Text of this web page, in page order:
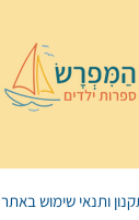
ותנאי שימוש באתר